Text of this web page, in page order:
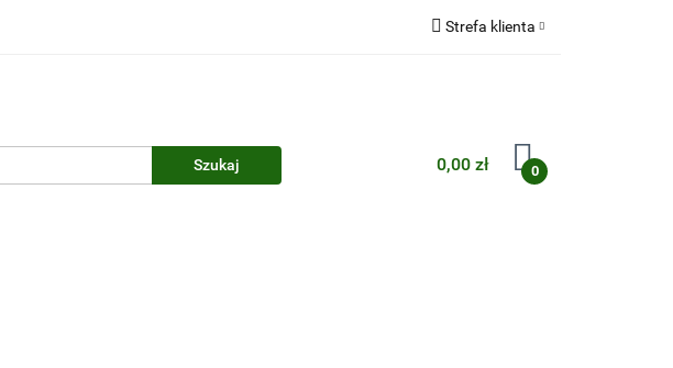
Strefa klienta
Dodaj zgłoszenie
Zgody cookies
0,00 zł 0